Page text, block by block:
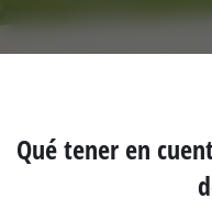
Qué tener en